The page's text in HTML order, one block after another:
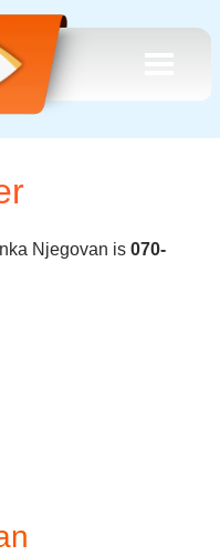
Njegovan is 070-